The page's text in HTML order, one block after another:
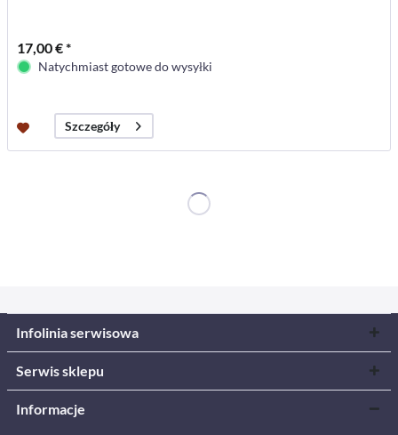
17,00 € *
Natychmiast gotowe do wysyłki
Szczegóły
Infolinia serwisowa
Serwis sklepu
Informacje